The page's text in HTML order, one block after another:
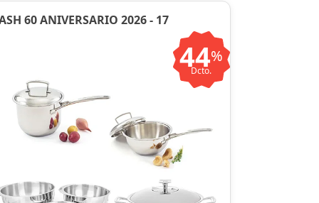
60 ANIVERSARIO 2026 - 17
44%
Dcto.